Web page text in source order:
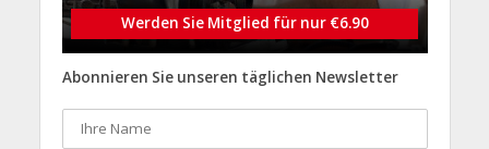
Werden Sie Mitglied für nur €6.90
Abonnieren Sie unseren täglichen Newsletter